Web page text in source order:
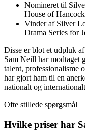
Nomineret til
House of
Vinder af Silver
Drama Series for
Disse er blot et udpluk
Sam Neill har modtaget
talent, professionalisme
har gjort ham til en
nationalt og
Ofte stillede spørgsmål
Hvilke priser har